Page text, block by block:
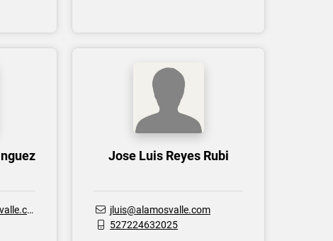
Jose Luis Reyes Rubi
jluis@alamosvalle.com
527224632025